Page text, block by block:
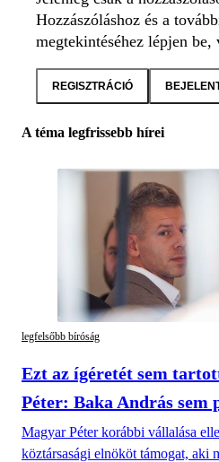
Hozzászóláshoz és a
megtekintéséhez lépjen
REGISZTRÁCIÓ
A téma legfrissebb hírei
legfelsőbb bíróság
Ezt az ígéretét sem
Péter: Baka András
Magyar Péter korábbi vállalása
köztársasági elnököt támogat, aki